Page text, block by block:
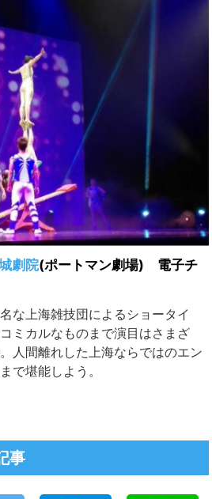
劇院(ポートマン劇場) 電子チ
な上海雑技団によるショータイ
ミカルなものまで演目はさまざ
人間離れした上海ならではのエン
で堪能しよう。
事